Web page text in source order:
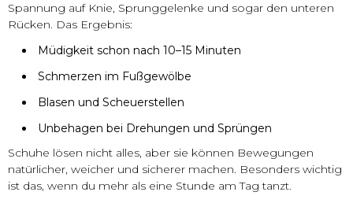
Spannung auf Knie, Sprunggelenke und sogar den unteren
Rücken. Das Ergebnis:
Müdigkeit schon nach 10–15 Minuten
Schmerzen im Fußgewölbe
Blasen und Scheuerstellen
Unbehagen bei Drehungen und Sprüngen
Schuhe lösen nicht alles, aber sie können Bewegungen
natürlicher, weicher und sicherer machen. Besonders wichtig
ist das, wenn du mehr als eine Stunde am Tag tanzt.